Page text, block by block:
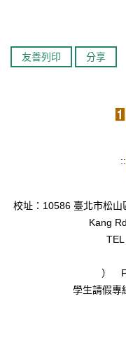
臺北市111年度臺北酷
友善列印 分享
校址：10586 臺北市松
Kang
）
學生請假專